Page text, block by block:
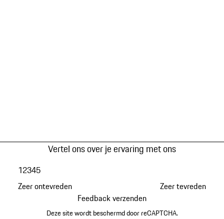
Vertel ons over je ervaring met ons
Zeer ontevreden
12345
Zeer tevreden
Feedback verzenden
Deze site wordt beschermd door reCAPTCHA.